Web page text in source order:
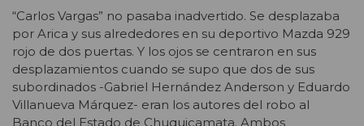
“Carlos Vargas” no pasaba inadvertido. Se desplazaba
por Arica y sus alrededores en su deportivo Mazda 929
rojo de dos puertas. Y los ojos se centraron en sus
desplazamientos cuando se supo que dos de sus
subordinados -Gabriel Hernández Anderson y Eduardo
Villanueva Márquez- eran los autores del robo al
Banco del Estado de Chuquicamata. Ambos